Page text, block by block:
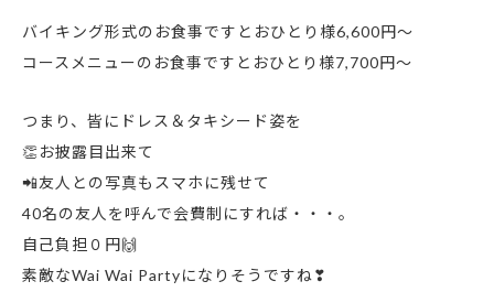
バイキング形式のお食事ですとおひとり様6,600円～
コースメニューのお食事ですとおひとり様7,700円～
つまり、皆にドレス＆タキシード姿を
👏お披露目出来て
📲友人との写真もスマホに残せて
40名の友人を呼んで会費制にすれば・・・。
自己負担０円🙌
素敵なWai Wai Partyになりそうですね❣